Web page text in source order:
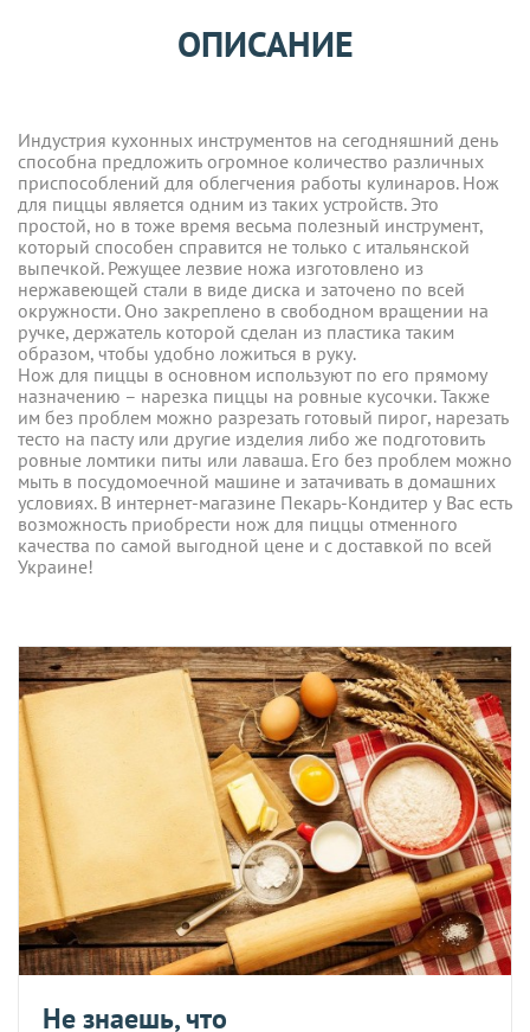
ОПИСАНИЕ
Индустрия кухонных инструментов на сегодняшний день
способна предложить огромное количество различных
приспособлений для облегчения работы кулинаров. Нож
для пиццы является одним из таких устройств. Это
простой, но в тоже время весьма полезный инструмент,
который способен справится не только с итальянской
выпечкой. Режущее лезвие ножа изготовлено из
нержавеющей стали в виде диска и заточено по всей
окружности. Оно закреплено в свободном вращении на
ручке, держатель которой сделан из пластика таким
образом, чтобы удобно ложиться в руку.
Нож для пиццы в основном используют по его прямому
назначению – нарезка пиццы на ровные кусочки. Также
им без проблем можно разрезать готовый пирог, нарезать
тесто на пасту или другие изделия либо же подготовить
ровные ломтики питы или лаваша. Его без проблем можно
мыть в посудомоечной машине и затачивать в домашних
условиях. В интернет-магазине Пекарь-Кондитер у Вас есть
возможность приобрести нож для пиццы отменного
качества по самой выгодной цене и с доставкой по всей
Украине!
Не знаешь, что